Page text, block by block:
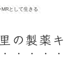
として生きる
の製薬キ